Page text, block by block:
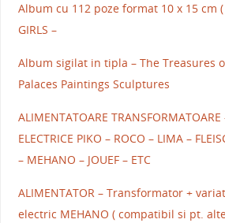
Album cu 112 poze format 10 x 15 cm (
GIRLS –
Album sigilat in tipla – The Treasures
Palaces Paintings Sculptures
ALIMENTATOARE TRANSFORMATOARE
ELECTRICE PIKO – ROCO – LIMA –
– MEHANO – JOUEF – ETC
ALIMENTATOR – Transformator +
electric MEHANO ( compatibil si pt.